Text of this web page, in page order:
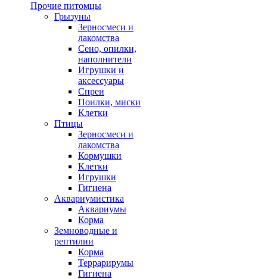
Прочие питомцы
Грызуны
Зерносмеси и
лакомства
Сено, опилки,
наполнители
Игрушки и
аксессуары
Спреи
Поилки, миски
Клетки
Птицы
Зерносмеси и
лакомства
Кормушки
Клетки
Игрушки
Гигиена
Аквариумистика
Аквариумы
Корма
Земноводные и
рептилии
Корма
Террарирумы
Гигиена